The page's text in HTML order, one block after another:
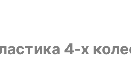
4-х